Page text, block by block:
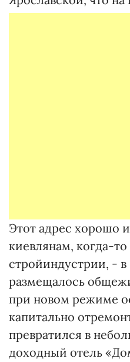
Этот адрес хорошо
киевлянам, когда-
стройиндустрии, -
размещалось
при новом режиме
капитально
превратился в
доходный отель